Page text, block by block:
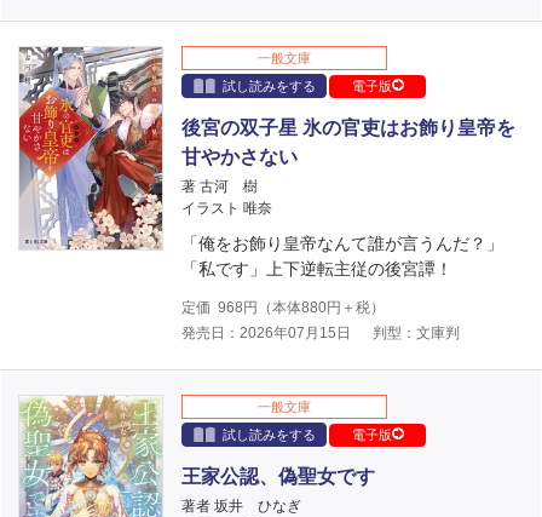
一般文庫
試し読みをする
電子版
後宮の双子星 氷の官吏はお飾り皇帝を
甘やかさない
著 古河 樹
イラスト 唯奈
「俺をお飾り皇帝なんて誰が言うんだ？」
「私です」上下逆転主従の後宮譚！
定価 968 円（本体880円＋税）
発売日：2026年07月15日
判型：文庫判
一般文庫
試し読みをする
電子版
王家公認、偽聖女です
著者 坂井 ひなぎ